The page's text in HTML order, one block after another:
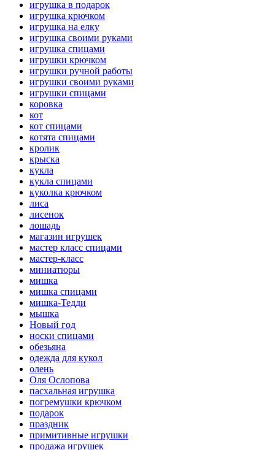
игрушка в подарок
игрушка крючком
игрушка на елку
игрушка своими руками
игрушка спицами
игрушки крючком
игрушки ручной работы
игрушки своими руками
игрушки спицами
коровка
кот
кот спицами
котята спицами
кролик
крыска
кукла
кукла спицами
куколка крючком
лиса
лисенок
лошадь
магазин игрушек
мастер класс спицами
мастер-класс
миниатюры
мишка
мишка спицами
мишка-Тедди
мышка
Новый год
носки спицами
обезьяна
одежда для кукол
олень
Оля Ослопова
пасхальная игрушка
погремушки крючком
подарок
праздник
примитивные игрушки
продажа игрушек